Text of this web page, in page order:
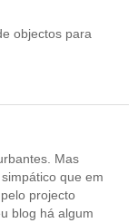
objectos para
Mas
que em
projecto
blog há algum